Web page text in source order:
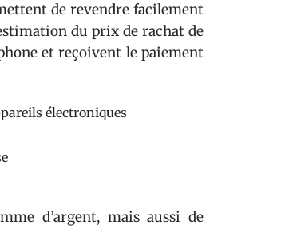
de revendre facilement
du prix de rachat de
et reçoivent le paiement
électroniques
d’argent, mais aussi de